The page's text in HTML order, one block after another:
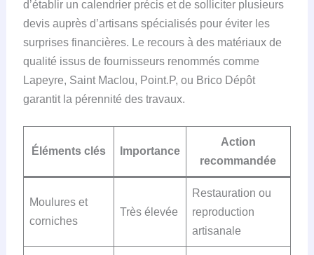
d’établir un calendrier précis et de solliciter plusieurs
devis auprès d’artisans spécialisés pour éviter les
surprises financières. Le recours à des matériaux de
qualité issus de fournisseurs renommés comme
Lapeyre, Saint Maclou, Point.P, ou Brico Dépôt
garantit la pérennité des travaux.
Éléments clés Importance
Action
recommandée
Moulures et
corniches
Très élevée
Restauration ou
reproduction
artisanale